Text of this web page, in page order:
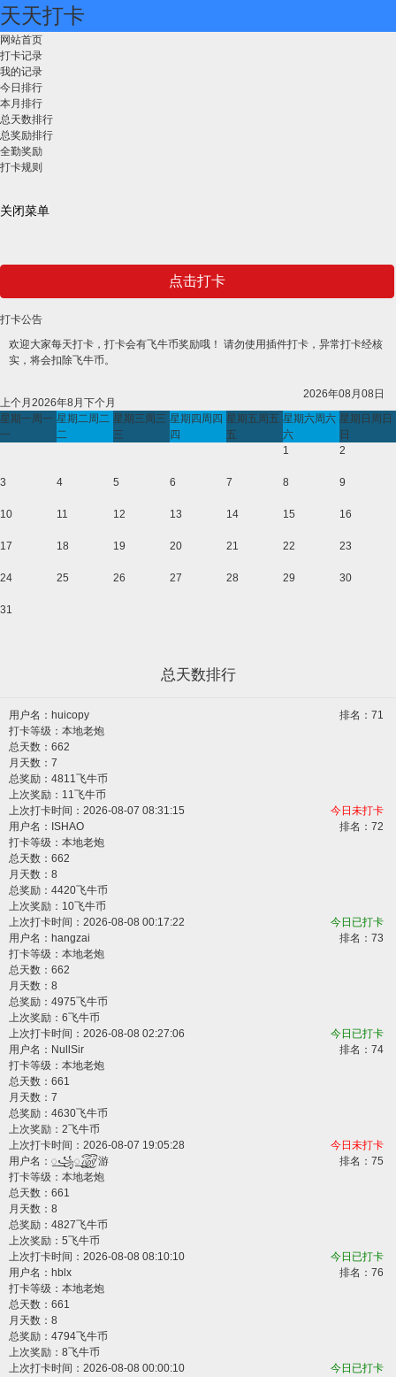
天天打卡
网站首页
打卡记录
我的记录
今日排行
本月排行
总天数排行
总奖励排行
全勤奖励
打卡规则
关闭菜单
点击打卡
打卡公告
欢迎大家每天打卡，打卡会有飞牛币奖励哦！ 请勿使用插件打卡，异常打卡经核
实，将会扣除飞牛币。
2026年08月08日
上个月 2026年8月 下个月
星期一周一
一
星期二周二
二
星期三周三
三
星期四 周四
四
星期五周五
五
星期六周六
六
星期日 周日
日
1
2
3 4 5 6 7 8 9
10 11 12 13 14 15 16
17 18 19 20 21 22 23
24 25 26 27 28 29 30
31
总天数排行
用户名： huicopy
排名：71
打卡等级：本地老炮
总天数：662
月天数：7
总奖励：4811飞牛币
上次奖励：11飞牛币
上次打卡时间：2026-08-07 08:31:15
今日未打卡
用户名： ISHAO
排名：72
打卡等级：本地老炮
总天数：662
月天数：8
总奖励：4420飞牛币
上次奖励：10飞牛币
上次打卡时间：2026-08-08 00:17:22
今日已打卡
用户名： hangzai
排名：73
打卡等级：本地老炮
总天数：662
月天数：8
总奖励：4975飞牛币
上次奖励：6飞牛币
上次打卡时间：2026-08-08 02:27:06
今日已打卡
用户名： NullSir
排名：74
打卡等级：本地老炮
总天数：661
月天数：7
总奖励：4630飞牛币
上次奖励：2飞牛币
上次打卡时间：2026-08-07 19:05:28
今日未打卡
用户名： ꯭꧁꯭꫞游
排名：75
打卡等级：本地老炮
总天数：661
月天数：8
总奖励：4827飞牛币
上次奖励：5飞牛币
上次打卡时间：2026-08-08 08:10:10
今日已打卡
用户名： hblx
排名：76
打卡等级：本地老炮
总天数：661
月天数：8
总奖励：4794飞牛币
上次奖励：8飞牛币
上次打卡时间：2026-08-08 00:00:10
今日已打卡